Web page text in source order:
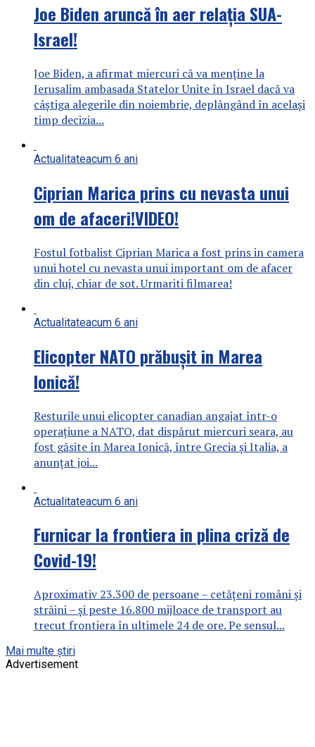
Joe Biden aruncă în aer relația SUA-
Israel!
Joe Biden, a afirmat miercuri că va menţine la
Ierusalim ambasada Statelor Unite în Israel dacă va
câştiga alegerile din noiembrie, deplângând în acelaşi
timp decizia...
Actualitateacum 6 ani
Ciprian Marica prins cu nevasta unui
om de afaceri!VIDEO!
Fostul fotbalist Ciprian Marica a fost prins in camera
unui hotel cu nevasta unui important om de afacer
din cluj, chiar de sot. Urmariti filmarea!
Actualitateacum 6 ani
Elicopter NATO prăbușit in Marea
Ionică!
Resturile unui elicopter canadian angajat într-o
operaţiune a NATO, dat dispărut miercuri seara, au
fost găsite în Marea Ionică, între Grecia şi Italia, a
anunţat joi...
Actualitateacum 6 ani
Furnicar la frontiera in plina criză de
Covid-19!
Aproximativ 23.300 de persoane – cetățeni români și
străini – şi peste 16.800 mijloace de transport au
trecut frontiera în ultimele 24 de ore. Pe sensul...
Mai multe știri
Advertisement